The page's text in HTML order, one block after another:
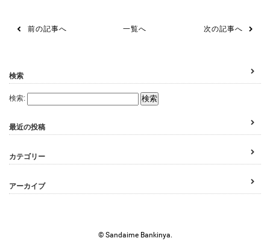
前の記事へ 一覧へ 次の記事へ
検索
検索:
最近の投稿
カテゴリー
アーカイブ
© Sandaime Bankinya.